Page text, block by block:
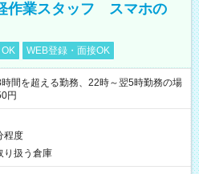
作業スタッフ スマホの
WEB登録・面接OK
を超える勤務、22時～翌5時勤務の場
円
程度
り扱う倉庫